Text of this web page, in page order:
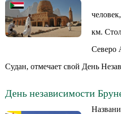
км.
Северо
Судан, отмечает свой День
День независимости